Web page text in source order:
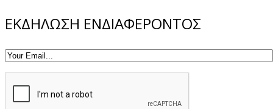
ΕΚΔΗΛΩΣΗ ΕΝΔΙΑΦΕΡΟΝΤΟΣ